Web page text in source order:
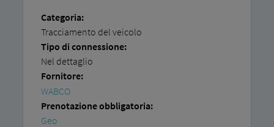
Categoria:
Tracciamento del veicolo
Tipo di connessione:
Nel dettaglio
Fornitore:
WABCO
Prenotazione obbligatoria:
Geo